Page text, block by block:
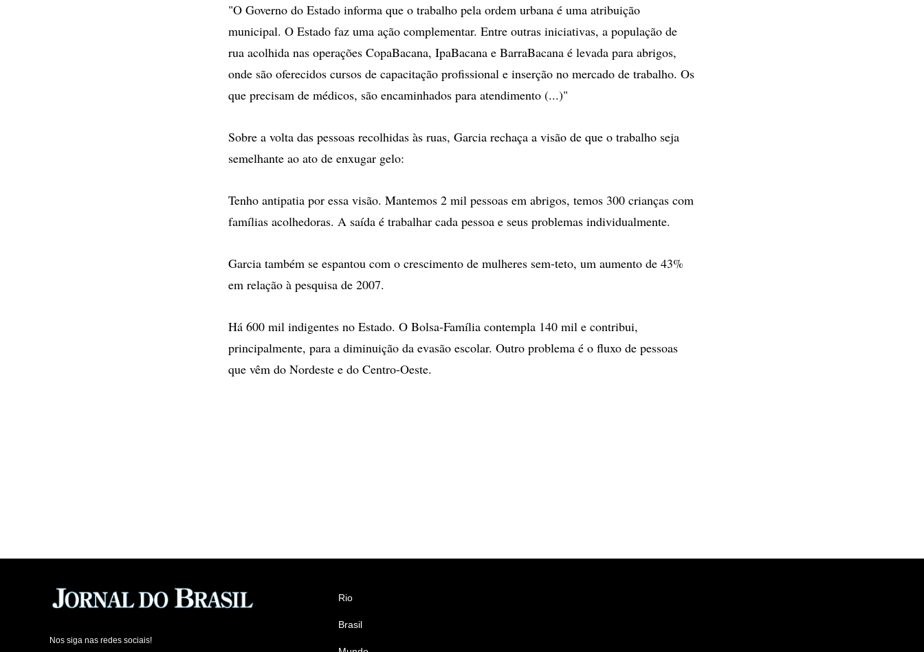
"O Governo do Estado informa que o trabalho pela ordem urbana é uma atribuição
municipal. O Estado faz uma ação complementar. Entre outras iniciativas, a população de
rua acolhida nas operações CopaBacana, IpaBacana e BarraBacana é levada para abrigos,
onde são oferecidos cursos de capacitação profissional e inserção no mercado de trabalho. Os
que precisam de médicos, são encaminhados para atendimento (...)"
Sobre a volta das pessoas recolhidas às ruas, Garcia rechaça a visão de que o trabalho seja
semelhante ao ato de enxugar gelo:
Tenho antipatia por essa visão. Mantemos 2 mil pessoas em abrigos, temos 300 crianças com
famílias acolhedoras. A saída é trabalhar cada pessoa e seus problemas individualmente.
Garcia também se espantou com o crescimento de mulheres sem-teto, um aumento de 43%
em relação à pesquisa de 2007.
Há 600 mil indigentes no Estado. O Bolsa-Família contempla 140 mil e contribui,
principalmente, para a diminuição da evasão escolar. Outro problema é o fluxo de pessoas
que vêm do Nordeste e do Centro-Oeste.
Nos siga nas redes sociais!
Rio
Brasil